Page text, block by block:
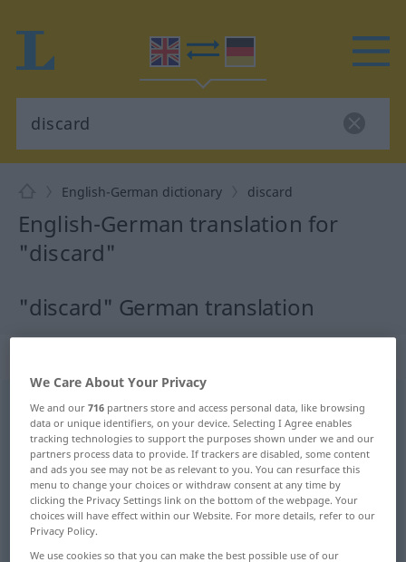
English-German dictionary discard
English-German translation for
"discard"
"discard" German translation
discard [disˈkɑː(r)d]v/t
Overview of all translations
(For more details, click/tap on the translation)
als unbrauchbar beiseitelegen, ablegen,
ausrangieren
We Care About Your Privacy
We and our716 partners store and access personal data, like browsing
data or unique identifiers, on your device. Selecting I Agree enables
tracking technologies to support the purposes shown under we and our
partners process data to provide. If trackers are disabled, some content
and ads you see may not be as relevant to you. You can resurface this
menu to change your choices or withdraw consent at any time by
clicking the Privacy Settings link on the bottom of the webpage. Your
choices will have effect within our Website. For more details, refer to our
Privacy Policy.
We use cookies so that you can make the best possible use of our